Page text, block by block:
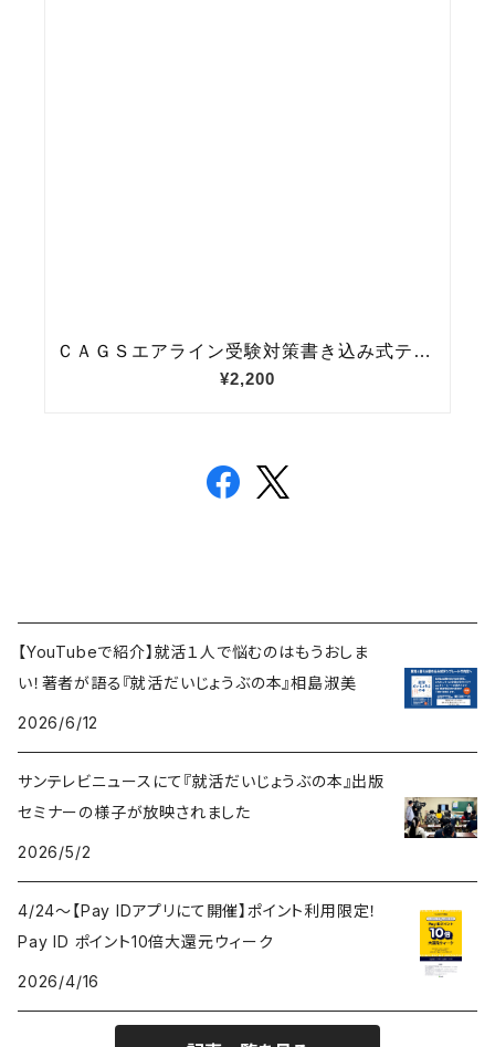
【YouTubeで紹介】就活１人で悩むのはもうおしま
い！著者が語る『就活だいじょうぶの本』相島淑美
2026/6/12
サンテレビニュースにて『就活だいじょうぶの本』出版
セミナーの様子が放映されました
2026/5/2
4/24〜【Pay IDアプリにて開催】ポイント利用限定！
Pay ID ポイント10倍大還元ウィーク
2026/4/16